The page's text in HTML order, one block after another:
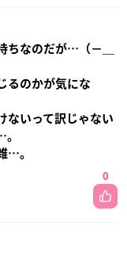
ちなのだが…（−＿
るのかが気にな
ないって訳じゃない
…。
0